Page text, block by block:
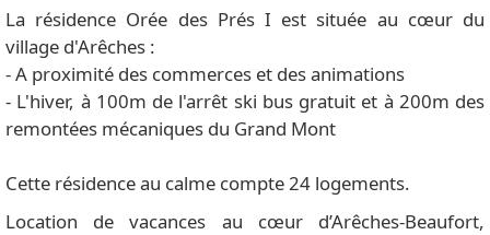
La résidence Orée des Prés I est située au cœur du
village d'Arêches :
- A proximité des commerces et des animations
- L'hiver, à 100m de l'arrêt ski bus gratuit et à 200m des
remontées mécaniques du Grand Mont
Cette résidence au calme compte 24 logements.
Location de vacances au cœur d’Arêches-Beaufort,